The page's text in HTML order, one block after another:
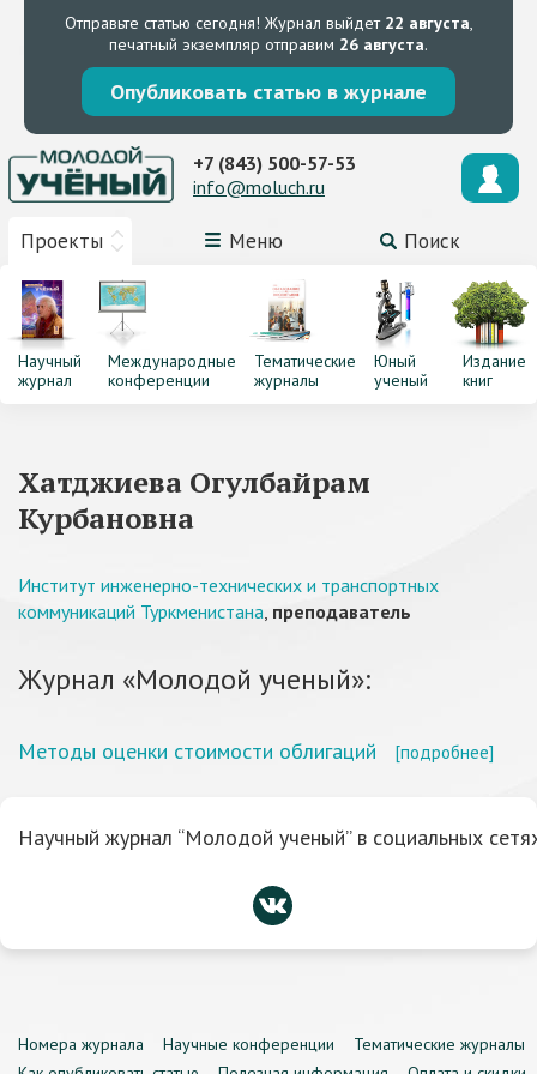
Отправьте статью сегодня! Журнал выйдет 22 августа,
печатный экземпляр отправим 26 августа.
Опубликовать статью в журнале
Проекты Меню Поиск
+7 (843) 500-57-53
info@moluch.ru
Научный
журнал
Международные
конференции
Тематические
журналы
Юный
ученый
Издание
книг
Хатджиева Огулбайрам
Курбановна
Институт инженерно-технических и транспортных
коммуникаций Туркменистана, преподаватель
Журнал «Молодой ученый»:
Методы оценки стоимости облигаций [подробнее]
Научный журнал “Молодой ученый” в социальных
Номера журнала Научные конференции
Тематические журналы